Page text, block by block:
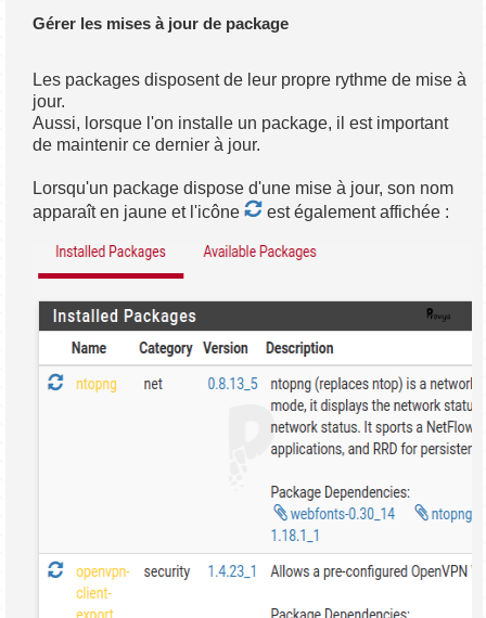
Gérer les mises à jour de package
Les packages disposent de leur propre rythme de mise à
jour.
Aussi, lorsque l'on installe un package, il est important
de maintenir ce dernier à jour.
Lorsqu'un package dispose d'une mise à jour, son nom
apparaît en jaune et l'icône
est également affichée :